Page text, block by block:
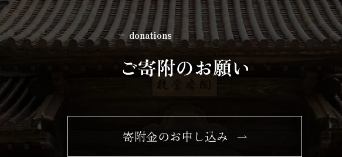
donations
ご寄附のお願い
寄附金のお申し込み